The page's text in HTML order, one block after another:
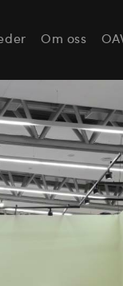
Om oss